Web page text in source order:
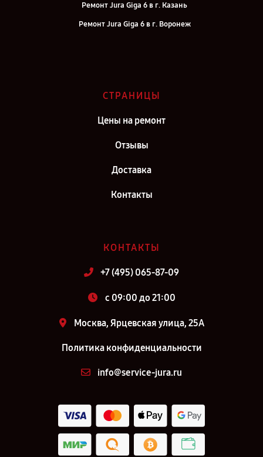
Ремонт Jura Giga 6 в г. Казань
Ремонт Jura Giga 6 в г. Воронеж
Ремонт Jura Giga 6 в г. Санкт-Петербург
СТРАНИЦЫ
Цены на ремонт
Отзывы
Доставка
Контакты
КОНТАКТЫ
+7 (495) 065-87-09
c 09:00 до 21:00
Москва, Ярцевская улица, 25А
Политика конфиденциальности
info@service-jura.ru